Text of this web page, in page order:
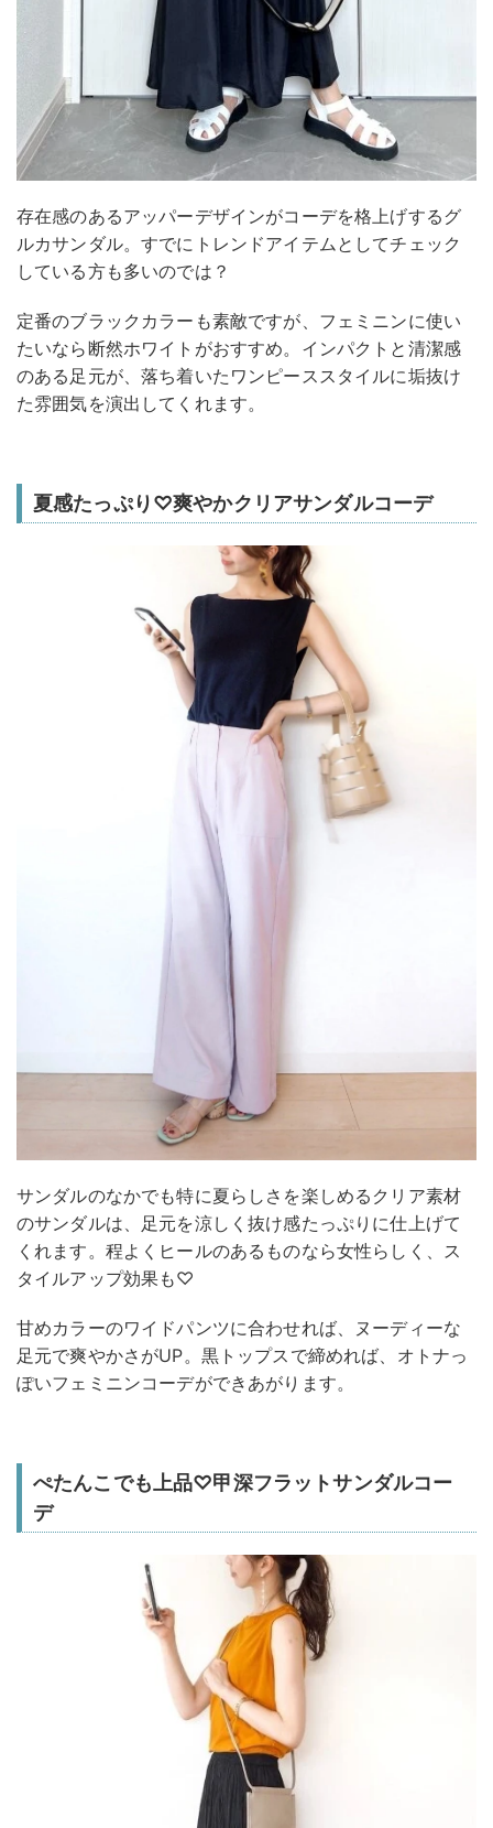
存在感のあるアッパーデザインがコーデを格上げするグ
ルカサンダル。すでにトレンドアイテムとしてチェック
している方も多いのでは？
定番のブラックカラーも素敵ですが、フェミニンに使い
たいなら断然ホワイトがおすすめ。インパクトと清潔感
のある足元が、落ち着いたワンピーススタイルに垢抜け
た雰囲気を演出してくれます。
夏感たっぷり♡爽やかクリアサンダルコーデ
サンダルのなかでも特に夏らしさを楽しめるクリア素材
のサンダルは、足元を涼しく抜け感たっぷりに仕上げて
くれます。程よくヒールのあるものなら女性らしく、ス
タイルアップ効果も♡
甘めカラーのワイドパンツに合わせれば、ヌーディーな
足元で爽やかさがUP。黒トップスで締めれば、オトナっ
ぽいフェミニンコーデができあがります。
ぺたんこでも上品♡甲深フラットサンダルコー
デ